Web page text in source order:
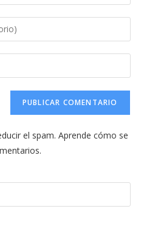
el spam.Aprende cómo se